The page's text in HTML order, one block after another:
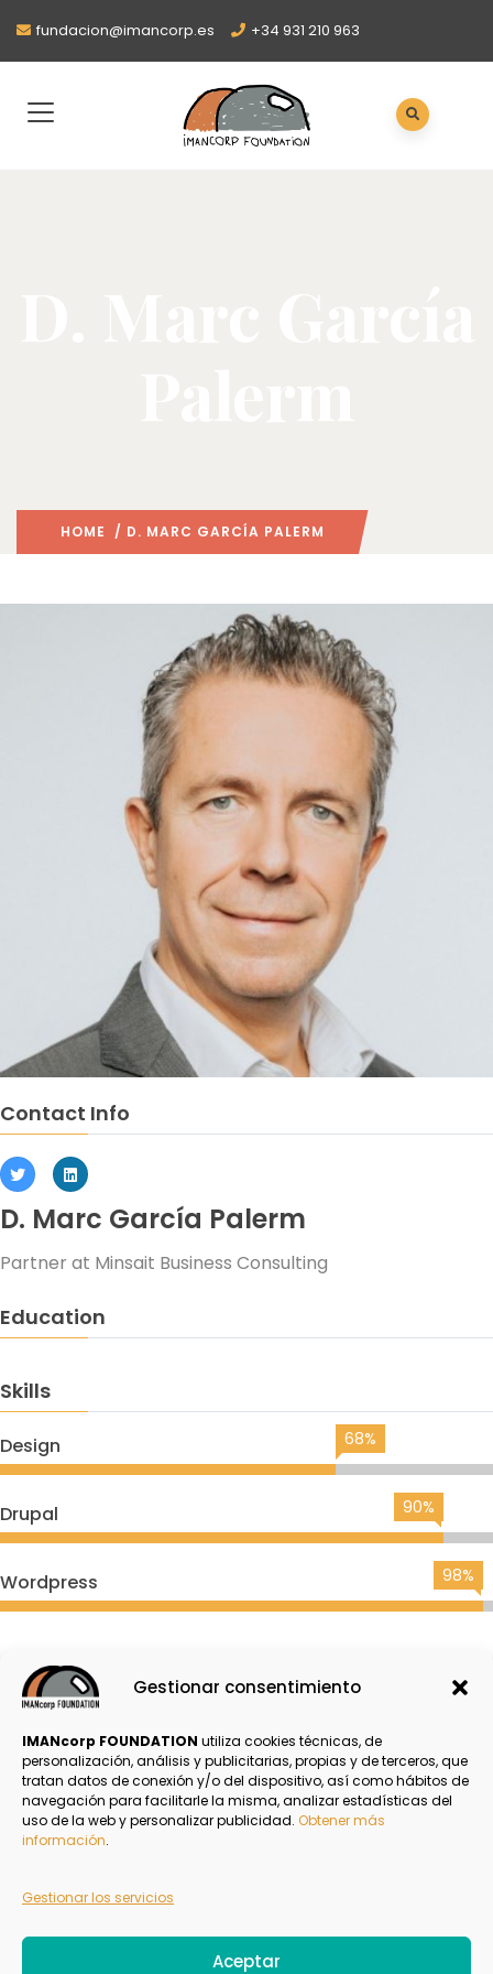
Gestionar consentimiento
IMANcorp FOUNDATION utiliza cookies técnicas, de
personalización, análisis y publicitarias, propias y de terceros, que
tratan datos de conexión y/o del dispositivo, así como hábitos de
navegación para facilitarle la misma, analizar estadísticas del
uso de la web y personalizar publicidad. Obtener más
información.
Gestionar los servicios
Aceptar
fundacion@imancorp.es +34 931 210 963
HOME / D. MARC GARCÍA PALERM
Contact Info
D. Marc García Palerm
Partner at Minsait Business Consulting
Education
Skills
Design 68%
Drupal 90%
Wordpress 98%
EmailLinkedIn
Compartir
Política de Privacidad